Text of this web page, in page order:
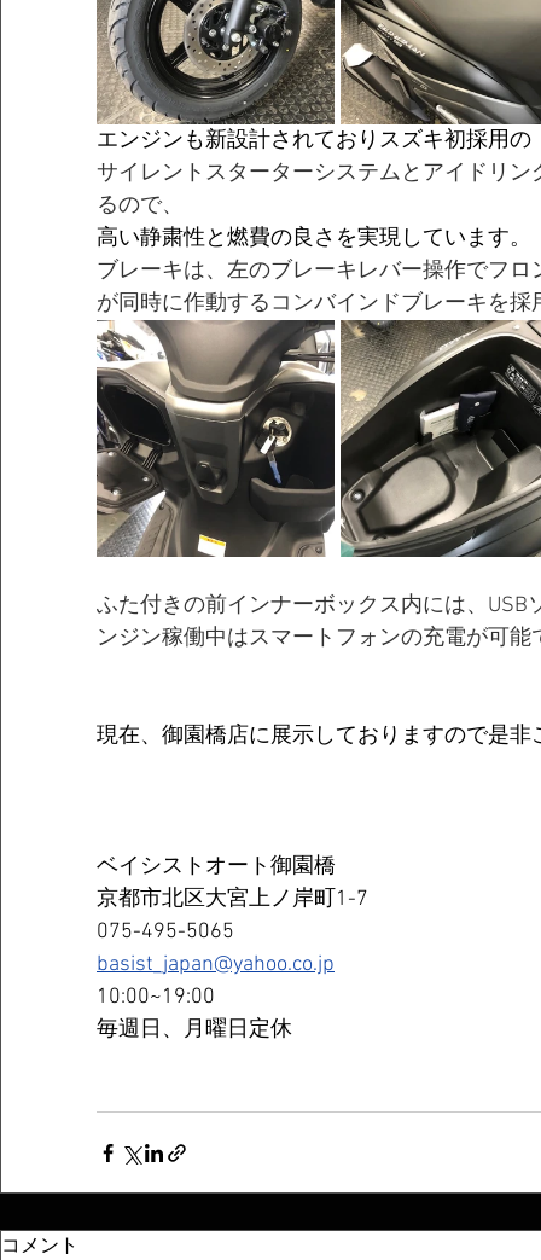
エンジンも新設計されておりスズキ初採用の
サイレントスターターシステムとアイドリ
るので、
高い静粛性と燃費の良さを実現しています。
ブレーキは、左のブレーキレバー操作でフ
が同時に作動するコンバインドブレーキを採
ふた付きの前インナーボックス内には、USB
ンジン稼働中はスマートフォンの充電が可能
現在、御園橋店に展示しておりますので是非
ベイシストオート御園橋
京都市北区大宮上ノ岸町1-7
075-495-5065
basist_japan@yahoo.co.jp
10:00~19:00
毎週日、月曜日定休
コメント